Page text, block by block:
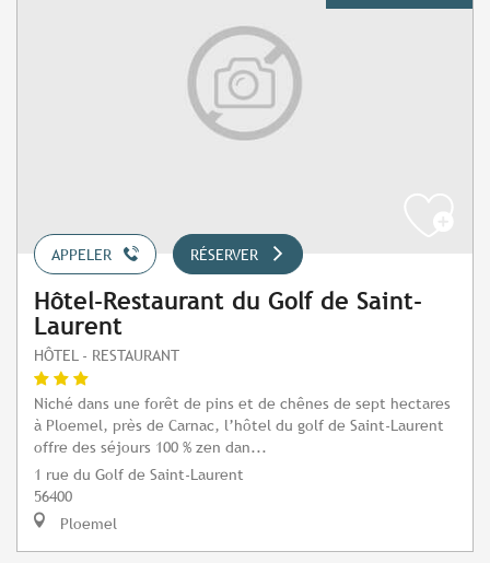
APPELER RÉSERVER
Hôtel-Restaurant du Golf de Saint-
Laurent
HÔTEL - RESTAURANT
Niché dans une forêt de pins et de chênes de sept hectares
à Ploemel, près de Carnac, l’hôtel du golf de Saint-Laurent
offre des séjours 100 % zen dan...
1 rue du Golf de Saint-Laurent
56400
Ploemel